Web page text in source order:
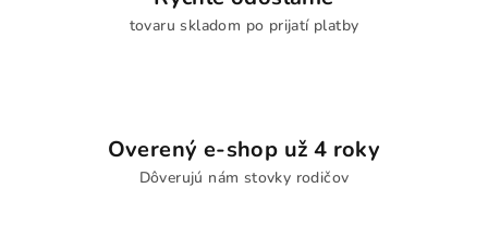
tovaru skladom po prijatí platby
Overený e-shop už 4 roky
Dôverujú nám stovky rodičov